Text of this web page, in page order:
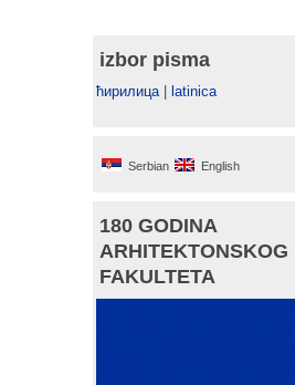
izbor pisma
ћирилица| latinica
Serbian English
180 GODINA
ARHITEKTONSKOG
FAKULTETA